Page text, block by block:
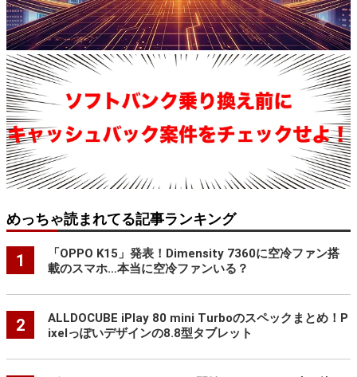
めっちゃ読まれてる記事ランキング
1
「OPPO K15」発表！Dimensity 7360に空冷ファン搭
載のスマホ…本当に空冷ファンいる？
2
ALLDOCUBE iPlay 80 mini Turboのスペックまとめ！P
ixelっぽいデザインの8.8型タブレット